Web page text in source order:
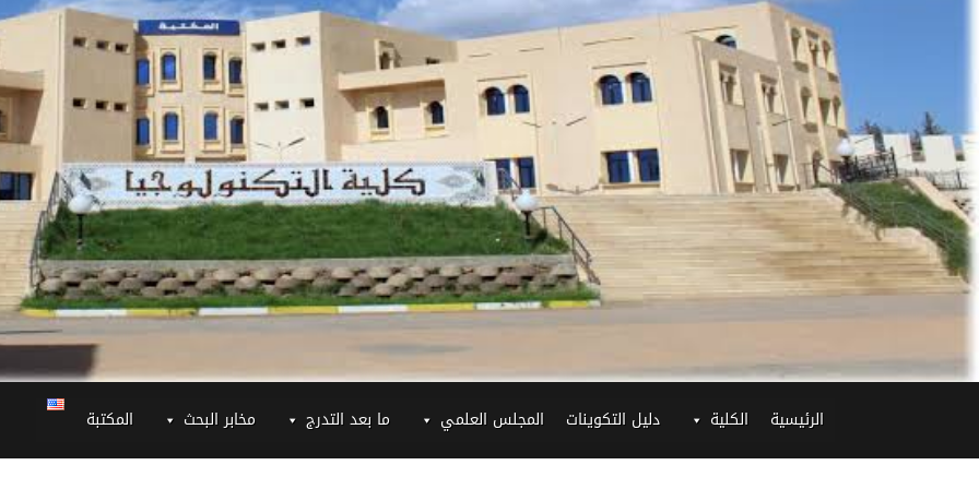
الرئيسية الكلية دليل التكوينات المجلس العلمي ما بعد التدرج مخابر البحث المكتبة